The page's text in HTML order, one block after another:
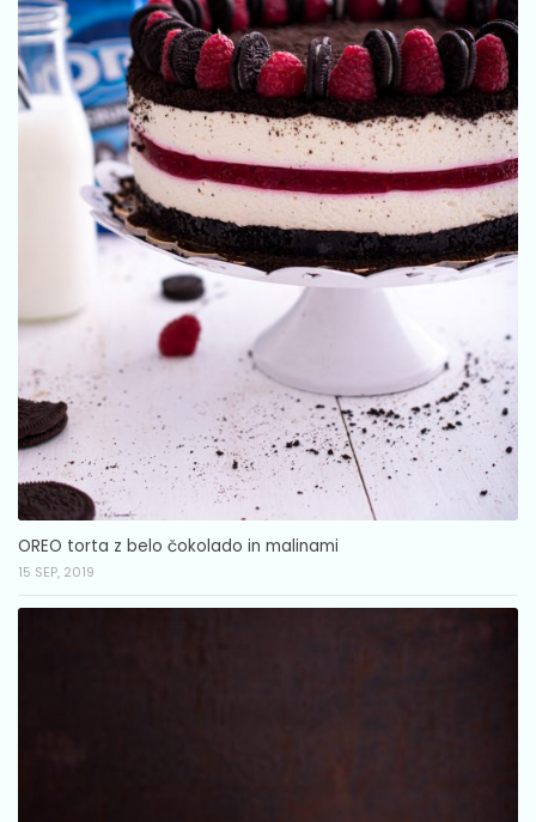
OREO torta z belo čokolado in malinami
15 SEP, 2019